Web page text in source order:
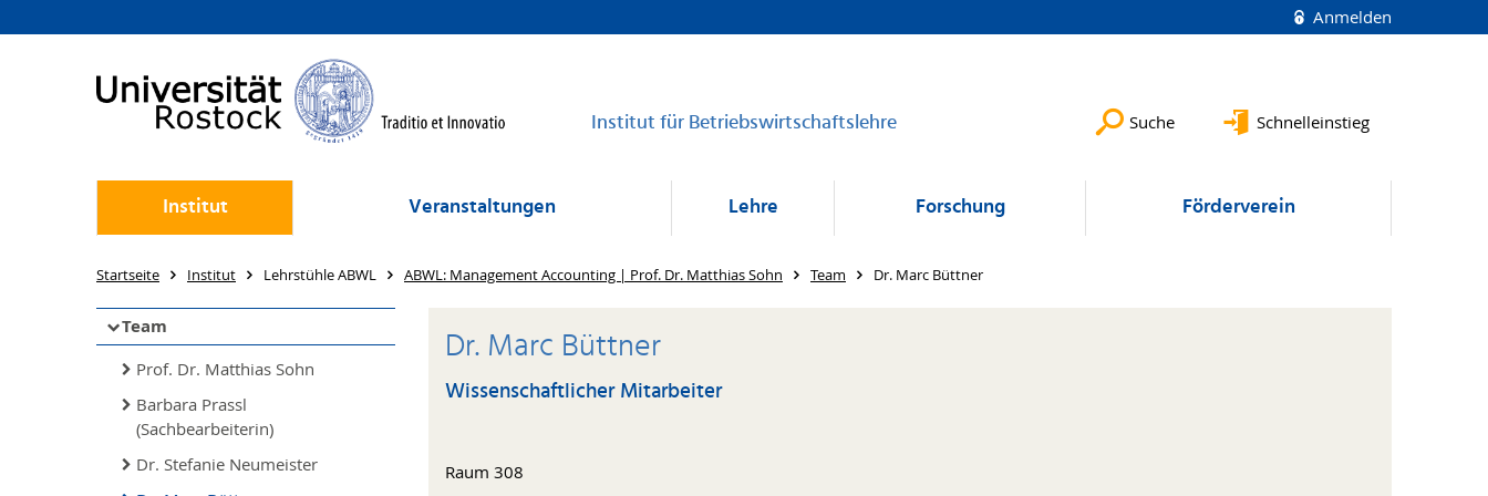
Anmelden
Institut für Betriebswirtschaftslehre Suche Schnelleinstieg
Institut Veranstaltungen Lehre Forschung Förderverein
Startseite Institut Lehrstühle ABWL ABWL: Management Accounting | Prof. Dr. Matthias Sohn Team Dr. Marc Büttner
Team
Prof. Dr. Matthias Sohn
Barbara Prassl
(Sachbearbeiterin)
Dr. Stefanie Neumeister
Dr. Marc Büttner
Wissenschaftlicher Mitarbeiter
Raum 308